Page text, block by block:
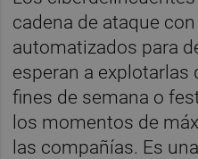
cadena de ataque
automatizados para
esperan a
fines de semana o
los momentos de
las compañías. Es